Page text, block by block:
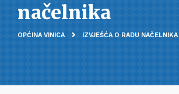
načelnika
OPĆINA VINICA IZVJEŠĆA O RADU NAČELNIKA